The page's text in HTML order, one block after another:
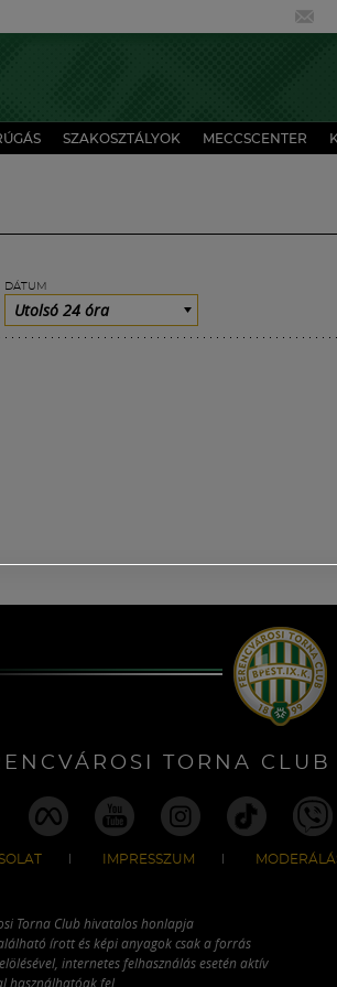
SZAKOSZTÁLYOK MECCSCENTER
DÁTUM
Utolsó 24 óra
TORNA
IMPRESSZUM
Torna Club hivatalos honlapja
írott és képi anyagok csak a forrás
internetes felhasználás esetén aktív
használhatóak fel.